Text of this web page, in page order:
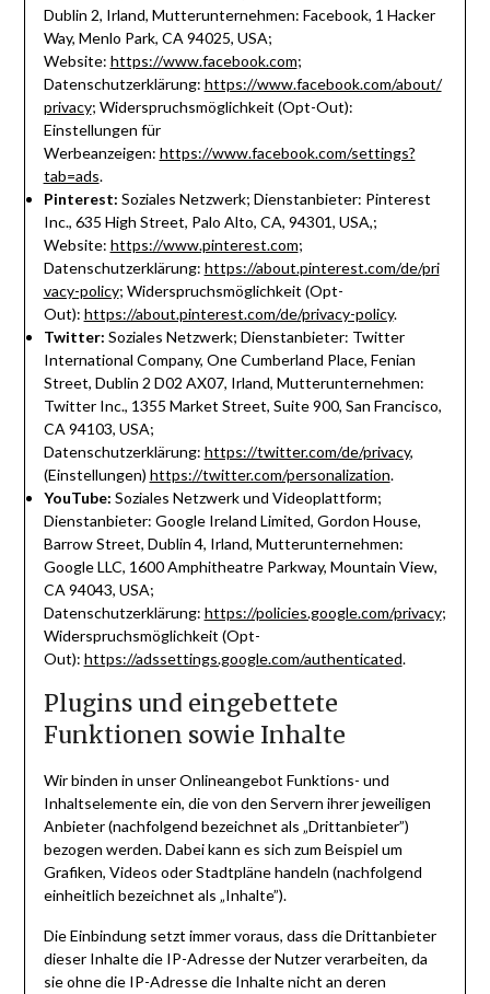
Dublin 2, Irland, Mutterunternehmen: Facebook, 1 Hacker
Way, Menlo Park, CA 94025, USA;
Website: https://www.facebook.com;
Datenschutzerklärung: https://www.facebook.com/about/
privacy; Widerspruchsmöglichkeit (Opt-Out):
Einstellungen für
Werbeanzeigen: https://www.facebook.com/settings?
tab=ads.
Pinterest: Soziales Netzwerk; Dienstanbieter: Pinterest
Inc., 635 High Street, Palo Alto, CA, 94301, USA,;
Website: https://www.pinterest.com;
Datenschutzerklärung: https://about.pinterest.com/de/pri
vacy-policy; Widerspruchsmöglichkeit (Opt-
Out): https://about.pinterest.com/de/privacy-policy.
Twitter: Soziales Netzwerk; Dienstanbieter: Twitter
International Company, One Cumberland Place, Fenian
Street, Dublin 2 D02 AX07, Irland, Mutterunternehmen:
Twitter Inc., 1355 Market Street, Suite 900, San Francisco,
CA 94103, USA;
Datenschutzerklärung: https://twitter.com/de/privacy,
(Einstellungen) https://twitter.com/personalization.
YouTube: Soziales Netzwerk und Videoplattform;
Dienstanbieter: Google Ireland Limited, Gordon House,
Barrow Street, Dublin 4, Irland, Mutterunternehmen:
Google LLC, 1600 Amphitheatre Parkway, Mountain View,
CA 94043, USA;
Datenschutzerklärung: https://policies.google.com/privacy;
Widerspruchsmöglichkeit (Opt-
Out): https://adssettings.google.com/authenticated.
Plugins und eingebettete
Funktionen sowie Inhalte
Wir binden in unser Onlineangebot Funktions- und
Inhaltselemente ein, die von den Servern ihrer jeweiligen
Anbieter (nachfolgend bezeichnet als „Drittanbieter”)
bezogen werden. Dabei kann es sich zum Beispiel um
Grafiken, Videos oder Stadtpläne handeln (nachfolgend
einheitlich bezeichnet als „Inhalte”).
Die Einbindung setzt immer voraus, dass die Drittanbieter
dieser Inhalte die IP-Adresse der Nutzer verarbeiten, da
sie ohne die IP-Adresse die Inhalte nicht an deren